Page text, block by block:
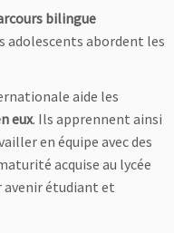
bilingue
adolescents abordent les
aide les
eux. Ils apprennent ainsi
en équipe avec des
acquise au lycée
étudiant et